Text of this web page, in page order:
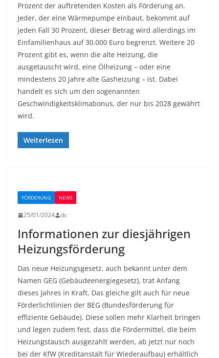
Prozent der auftretenden Kosten als Förderung an.
Jeder, der eine Wärmepumpe einbaut, bekommt auf
jeden Fall 30 Prozent, dieser Betrag wird allerdings im
Einfamilienhaus auf 30.000 Euro begrenzt. Weitere 20
Prozent gibt es, wenn die alte Heizung, die
ausgetauscht wird, eine Ölheizung – oder eine
mindestens 20 Jahre alte Gasheizung – ist. Dabei
handelt es sich um den sogenannten
Geschwindigkeitsklimabonus, der nur bis 2028 gewährt
wird.
Weiterlesen
FÖRDERUNG NEWS
25/01/2024 dc
Informationen zur diesjährigen
Heizungsförderung
Das neue Heizungsgesetz, auch bekannt unter dem
Namen GEG (Gebäudeenergiegesetz), trat Anfang
dieses Jahres in Kraft. Das gleiche gilt auch für neue
Förderlichtlinien der BEG (Bundesförderung für
effiziente Gebäude). Diese sollen mehr Klarheit bringen
und legen zudem fest, dass die Fördermittel, die beim
Heizungstausch ausgezahlt werden, ab jetzt nur noch
bei der KfW (Kreditanstalt für Wiederaufbau) erhältlich